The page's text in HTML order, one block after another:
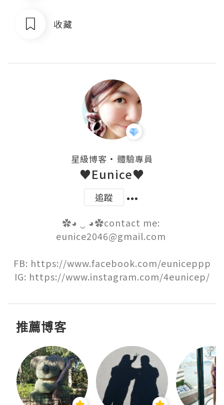
收藏
星級博客 ・ 體驗專員
♥Eunice♥
追蹤
✿◕ ‿ ◕✿contact me:
eunice2046@gmail.com
FB: https://www.facebook.com/euniceppp
IG: https://www.instagram.com/4eunicep/
推薦博客